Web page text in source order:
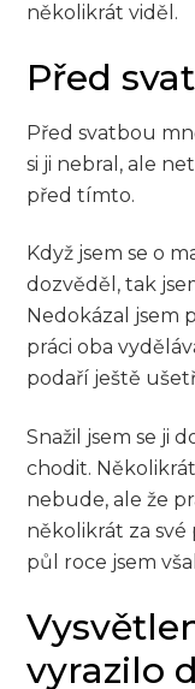
několikrát viděl.
Před
Před svatbou
si ji nebral, ale
před tímto.
Když jsem se o
dozvěděl, tak
Nedokázal jsem
práci oba
podaří ještě
Snažil jsem se ji
chodit.
nebude, ale že
několikrát za
půl roce jsem
vyrazilo